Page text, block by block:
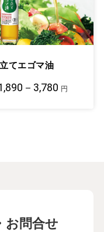
てエゴマ油
－3,780 円
お問合せ